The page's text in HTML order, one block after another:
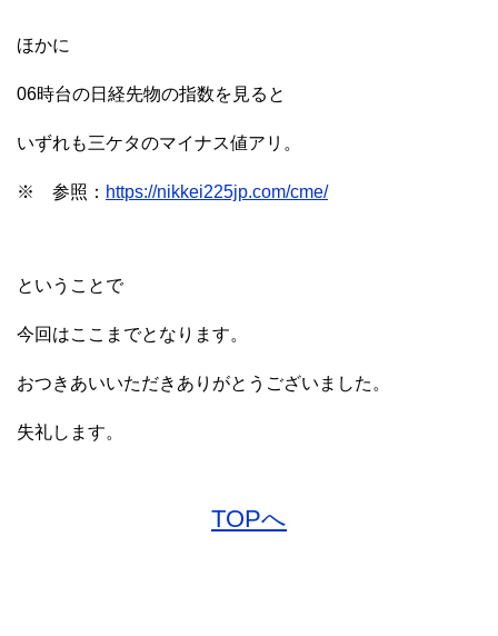
ほかに
06時台の日経先物の指数を見ると
いずれも三ケタのマイナス値アリ。
※ 参照： https://nikkei225jp.com/cme/
ということで
今回はここまでとなります。
おつきあいいただきありがとうございました。
失礼します。
TOPへ